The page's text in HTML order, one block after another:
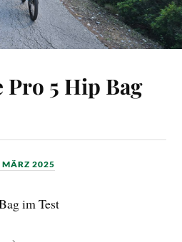
Pro 5 Hip Bag
MÄRZ 2025
im Test